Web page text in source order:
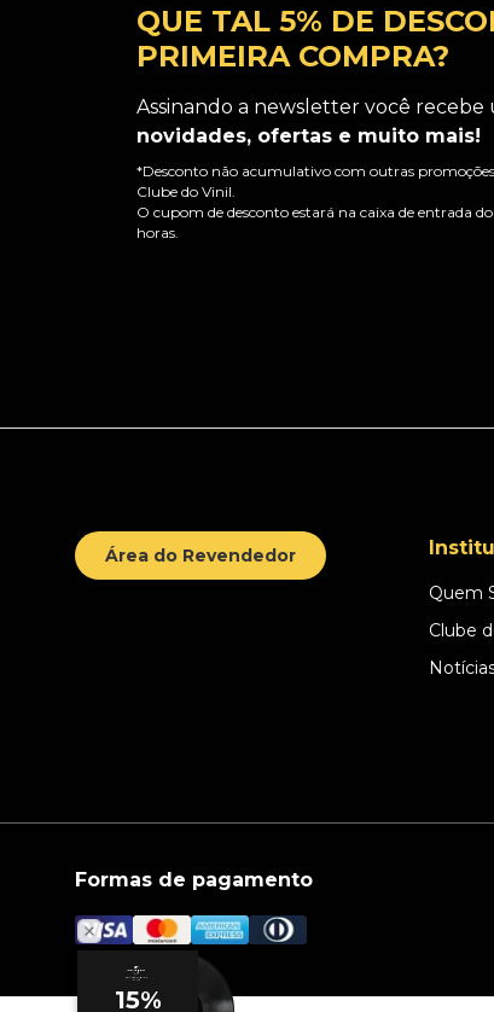
QUE TAL 5% DE
PRIMEIRA COMPRA?
Assinando a newsletter você recebe
novidades, ofertas e muito mais!
*Desconto não acumulativo com outras
Clube do Vinil.
O cupom de desconto estará na caixa de entrada
horas.
Área do Revendedor
Quem
Clube
Formas de pagamento